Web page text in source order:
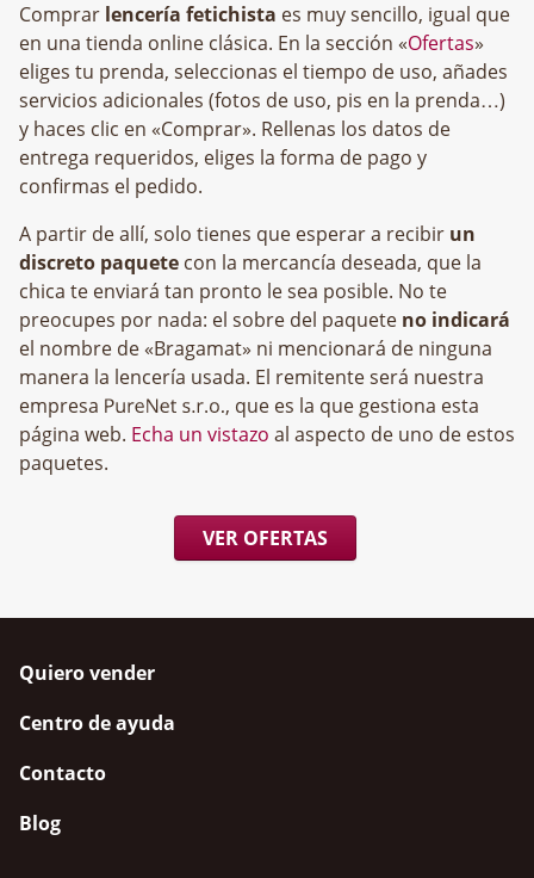
Comprar lencería fetichista es muy sencillo, igual que
en una tienda online clásica. En la sección «Ofertas»
eliges tu prenda, seleccionas el tiempo de uso, añades
servicios adicionales (fotos de uso, pis en la prenda…)
y haces clic en «Comprar». Rellenas los datos de
entrega requeridos, eliges la forma de pago y
confirmas el pedido.
A partir de allí, solo tienes que esperar a recibir un
discreto paquete con la mercancía deseada, que la
chica te enviará tan pronto le sea posible. No te
preocupes por nada: el sobre del paquete no indicará
el nombre de «Bragamat» ni mencionará de ninguna
manera la lencería usada. El remitente será nuestra
empresa
, que es la que gestiona esta
página web. Echa un vistazo al aspecto de uno de estos
paquetes.
VER OFERTAS
Quiero vender
Centro de ayuda
Contacto
Blog